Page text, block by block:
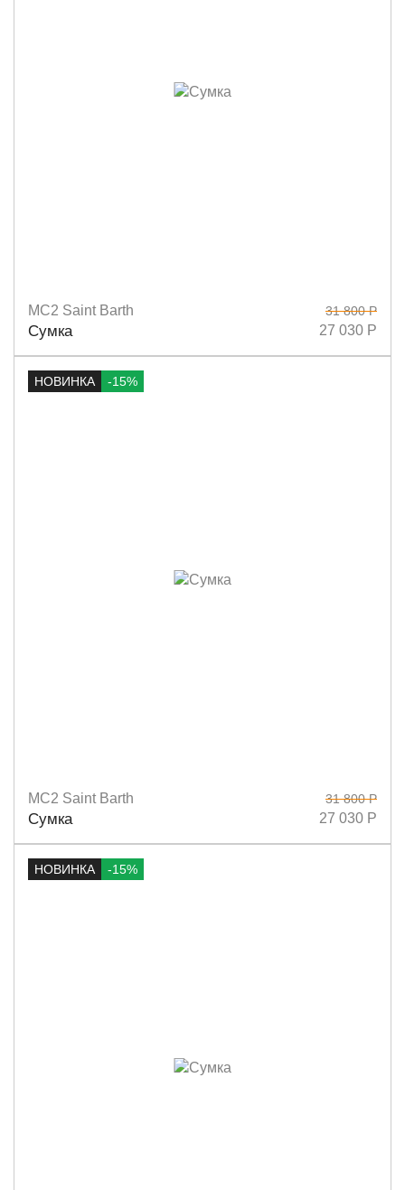
Размеры
MC2 Saint Barth
Сумка
31 800 Р
27 030 Р
НОВИНКА -15%
Размеры
MC2 Saint Barth
Сумка
31 800 Р
27 030 Р
НОВИНКА -15%